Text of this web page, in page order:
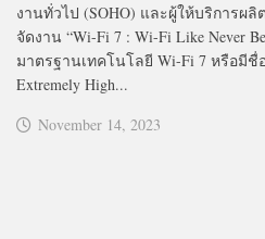
งานทั่วไป (SOHO) และผู้ให้บริการ
จัดงาน “Wi-Fi 7 : Wi-Fi Like Never
มาตรฐานเทคโนโลยี Wi-Fi 7 หรือมีชื่
Extremely High...
November 14, 2023